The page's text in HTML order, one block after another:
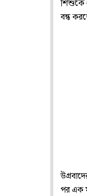
শিশুকে
বন্ধ
পর এক